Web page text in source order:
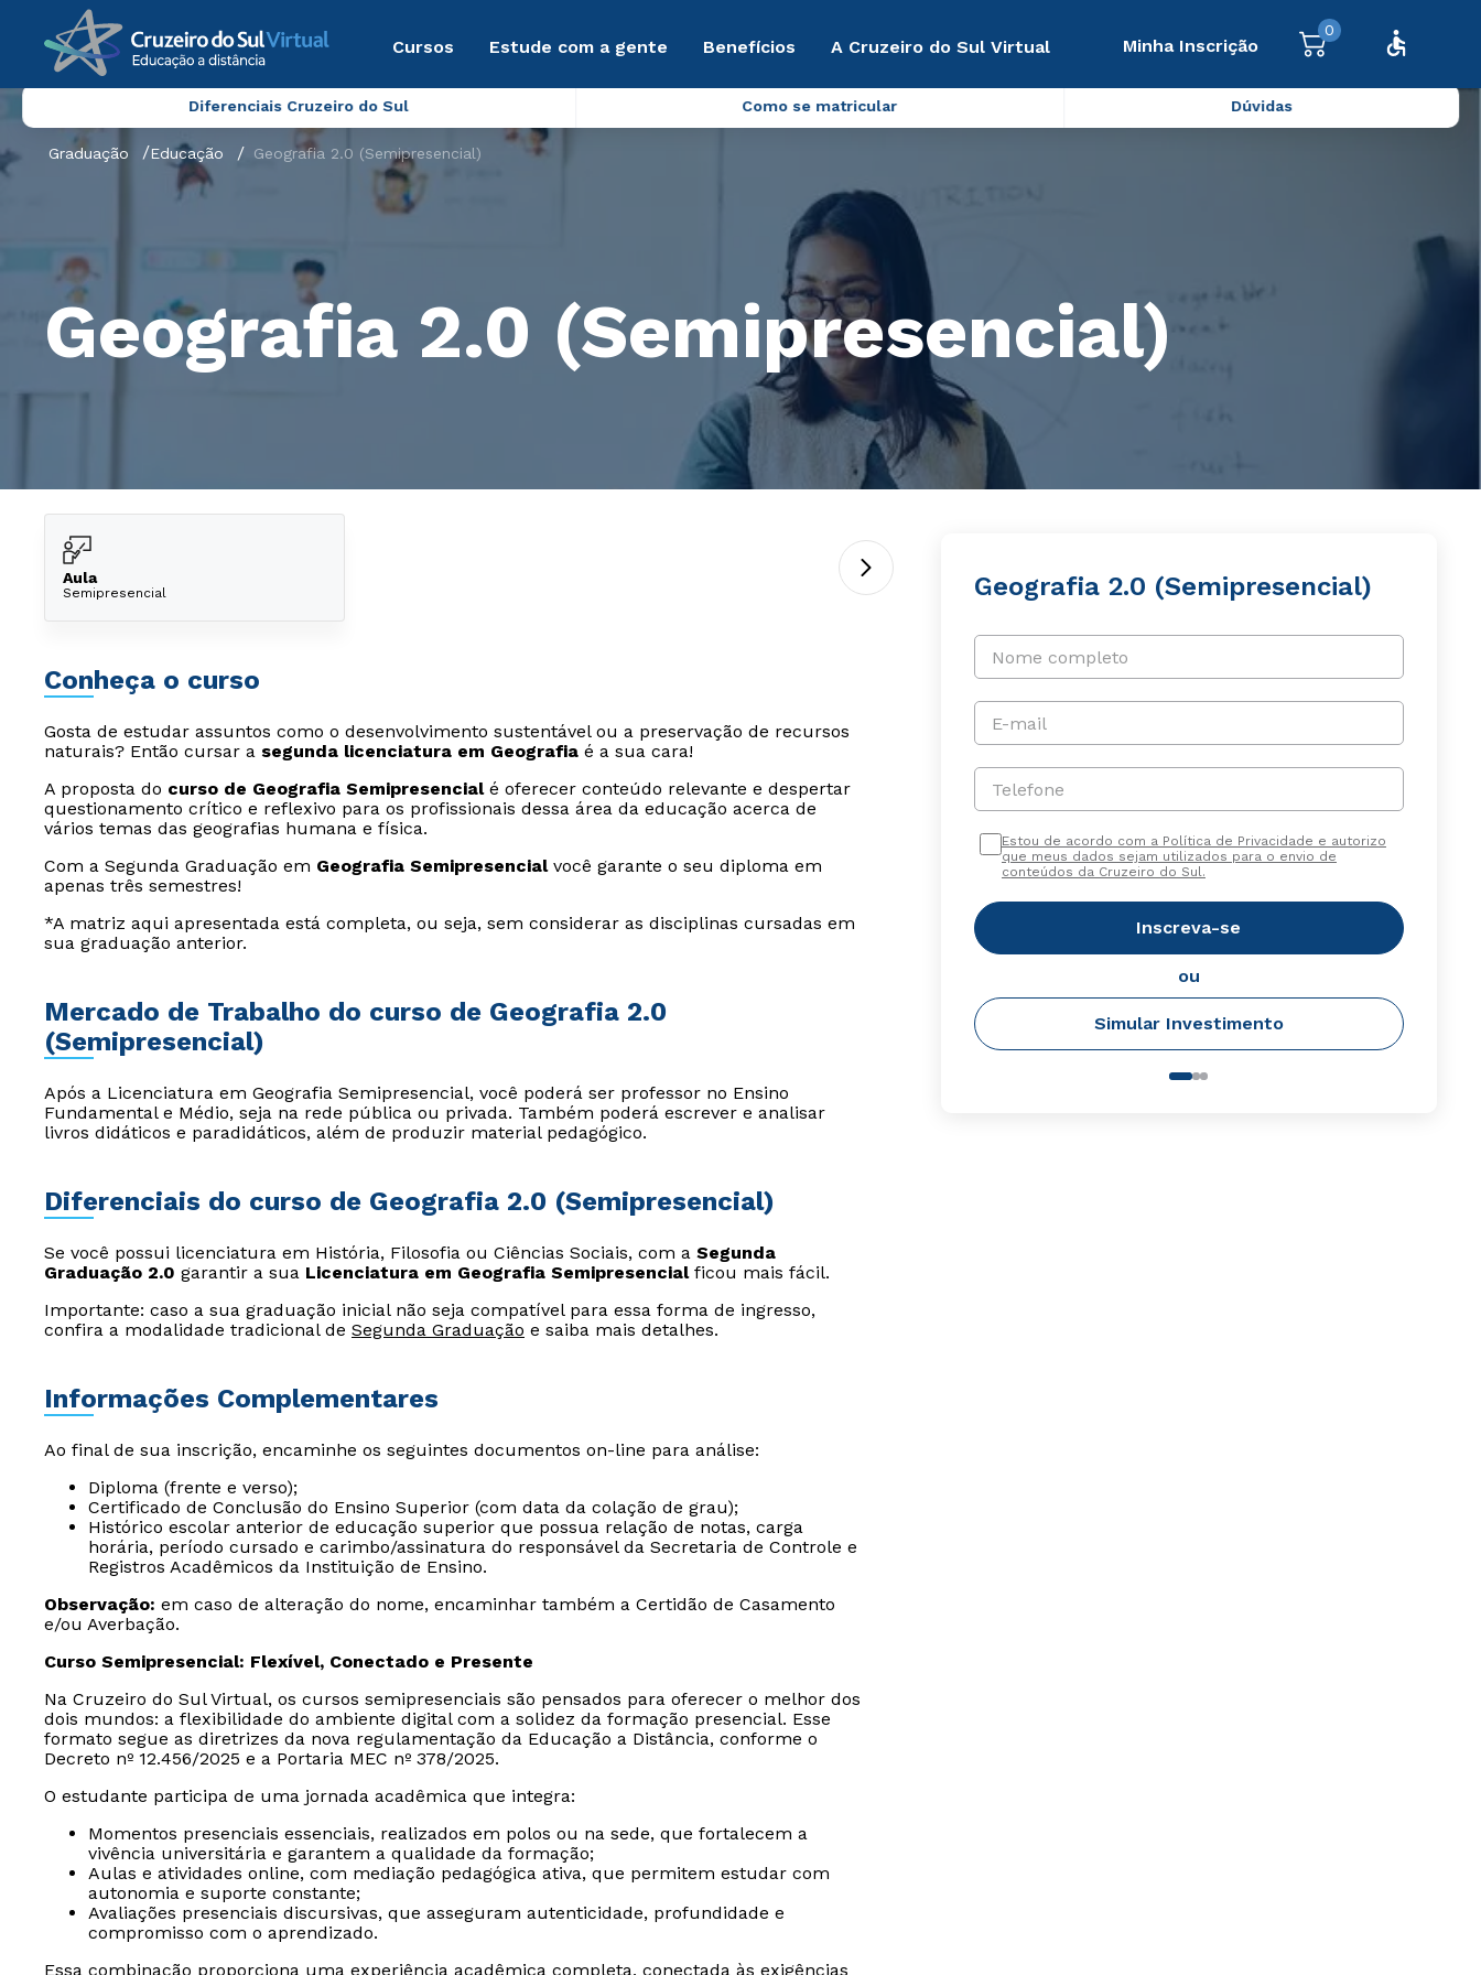
Cursos Estude com a gente Benefícios A Cruzeiro do Sul Virtual Minha Inscrição
0
Diferenciais Cruzeiro do Sul Como se matricular Dúvidas
Graduação Educação Geografia 2.0 (Semipresencial)
Geografia 2.0 (Semipresencial)
Aula
Semipresencial
Conheça o curso
Gosta de estudar assuntos como o desenvolvimento sustentável ou a preservação de recursos
naturais? Então cursar a segunda licenciatura em Geografia é a sua cara!
A proposta do curso de Geografia Semipresencialé oferecer conteúdo relevante e despertar
questionamento crítico e reflexivo para os profissionais dessa área da educação acerca de
vários temas das geografias humana e física.
Com a Segunda Graduação em Geografia Semipresencialvocê garante o seu diploma em
apenas três semestres!
*A matriz aqui apresentada está completa, ou seja, sem considerar as disciplinas cursadas em
sua graduação anterior.
Mercado de Trabalho do curso de Geografia 2.0
(Semipresencial)
Após a Licenciatura em Geografia Semipresencial, você poderá ser professor no Ensino
Fundamental e Médio, seja na rede pública ou privada. Também poderá escrever e analisar
livros didáticos e paradidáticos, além de produzir material pedagógico.
Diferenciais do curso de Geografia 2.0 (Semipresencial)
Se você possui licenciatura em História, Filosofia ou Ciências Sociais, com a Segunda
Graduação 2.0 garantir a sua Licenciatura em Geografia Semipresencialficou mais fácil.
Importante: caso a sua graduação inicial não seja compatível para essa forma de ingresso,
confira a modalidade tradicional de Segunda Graduação e saiba mais detalhes.
Informações Complementares
Ao final de sua inscrição, encaminhe os seguintes documentos on-line para análise:
Diploma (frente e verso);
Certificado de Conclusão do Ensino Superior (com data da colação de grau);
Histórico escolar anterior de educação superior que possua relação de notas, carga
horária, período cursado e carimbo/assinatura do responsável da Secretaria de Controle e
Registros Acadêmicos da Instituição de Ensino.
Observação: em caso de alteração do nome, encaminhar também a Certidão de Casamento
e/ou Averbação.
Curso Semipresencial: Flexível, Conectado e Presente
Na Cruzeiro do Sul Virtual, os cursos semipresenciais são pensados para oferecer o melhor dos
dois mundos: a flexibilidade do ambiente digital com a solidez da formação presencial. Esse
formato segue as diretrizes da nova regulamentação da Educação a Distância, conforme o
Decreto nº 12.456/2025 e a Portaria MEC nº 378/2025.
O estudante participa de uma jornada acadêmica que integra:
Momentos presenciais essenciais, realizados em polos ou na sede, que fortalecem a
vivência universitária e garantem a qualidade da formação;
Aulas e atividades online, com mediação pedagógica ativa, que permitem estudar com
autonomia e suporte constante;
Avaliações presenciais discursivas, que asseguram autenticidade, profundidade e
compromisso com o aprendizado.
Essa combinação proporciona uma experiência acadêmica completa, conectada às exigências
Geografia 2.0 (Semipresencial)
Nome completo
E-mail
Telefone
Estou de acordo com a Política de Privacidade e autorizo
que meus dados sejam utilizados para o envio de
conteúdos da Cruzeiro do Sul.
Inscreva-se
ou
Simular Investimento